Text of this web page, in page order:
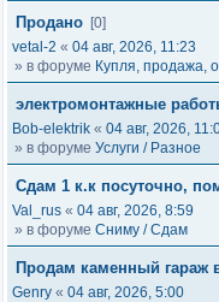
Продано [0]
vetal-2 « 04 авг, 2026, 11:23
» в форуме Купля, продажа,
электромонтажные
Bob-elektrik « 04 авг, 2026,
» в форуме Услуги / Разное
Сдам 1 к.к посуточно,
Val_rus « 04 авг, 2026, 8:59
» в форуме Сниму / Сдам
Продам каменный гараж
Genry « 04 авг, 2026, 5:00